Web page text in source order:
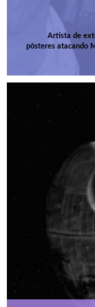
Artista de
pôsteres atacando